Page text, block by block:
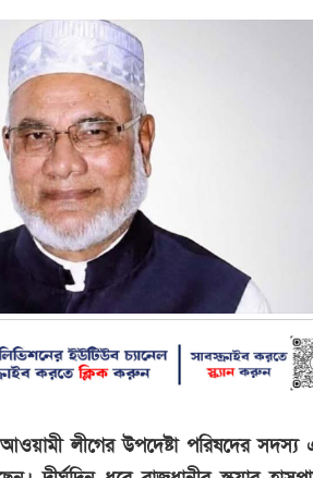
লীগের উপদেষ্টা পরিষদের সদস্য